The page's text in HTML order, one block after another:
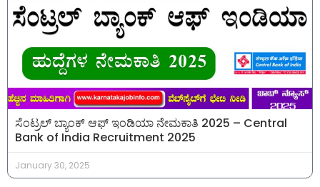
ಸೆಂಟ್ರಲ್ ಬ್ಯಾಂಕ್ ಆಫ್ ಇಂಡಿಯಾ ನೇಮಕಾತಿ 2025 – Central
Bank of India Recruitment 2025
January 30, 2025